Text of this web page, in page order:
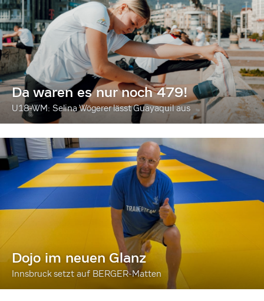
Da waren es nur noch 479!
U18-WM: Selina Wögerer lässt Guayaquil aus
Dojo im neuen Glanz
Innsbruck setzt auf BERGER-Matten